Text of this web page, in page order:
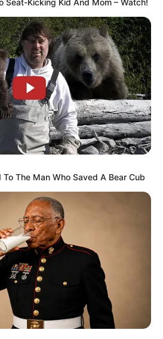
la presse du quinté du
du PRIX DE
13 – 8 – 4 – 1 – 14 – 5
– 13 – 7 – 14
– 1 – 4 – 13 – 8 – 14 – 10 – 2
3 – 1 – 8 – 14 – 13 – 7
– 8 – 14 – 11 – 2
– 13 – 8 – 1 – 10 – 11 – 6
14 – 10 – 11
3 – 4 – 11 – 1 – 7 – 6
– 4 – 8 – 3 – 10 – 11 – 14 – 5
The Man Who Saved A Bear Cub